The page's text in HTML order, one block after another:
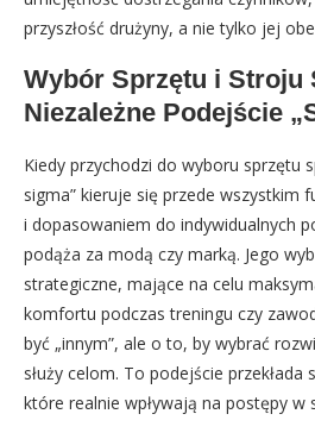
przyszłość drużyny, a nie tylko jej
Wybór Sprzętu i Stroju
Niezależne Podejście
Kiedy przychodzi do wyboru sprzętu
sigma” kieruje się przede wszystkim
i dopasowaniem do indywidualnych
podąża za modą czy marką. Jego
strategiczne, mające na celu
komfortu podczas treningu czy
być „innym”, ale o to, by wybrać
służy celom. To podejście
które realnie wpływają na postępy w